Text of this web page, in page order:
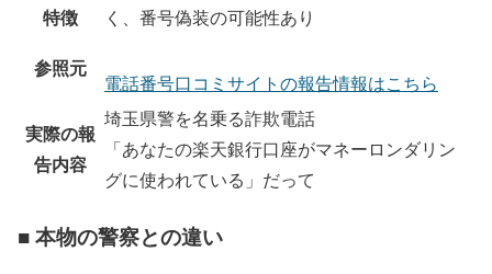
特徴
く、番号偽装の可能性あり
参照元
電話番号口コミサイトの報告情報はこちら
実際の報
告内容
埼玉県警を名乗る詐欺電話
「あなたの楽天銀行口座がマネーロンダリン
グに使われている」だって
■ 本物の警察との違い